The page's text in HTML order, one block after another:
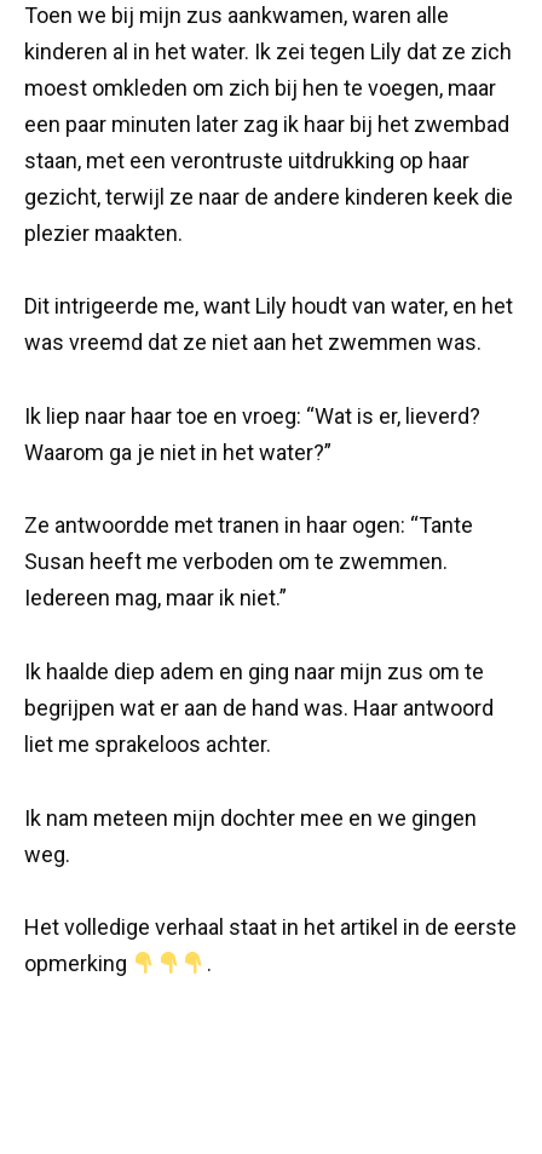
Toen we bij mijn zus aankwamen, waren alle
kinderen al in het water. Ik zei tegen Lily dat ze zich
moest omkleden om zich bij hen te voegen, maar
een paar minuten later zag ik haar bij het zwembad
staan, met een verontruste uitdrukking op haar
gezicht, terwijl ze naar de andere kinderen keek die
plezier maakten.
Dit intrigeerde me, want Lily houdt van water, en het
was vreemd dat ze niet aan het zwemmen was.
Ik liep naar haar toe en vroeg: “Wat is er, lieverd?
Waarom ga je niet in het water?”
Ze antwoordde met tranen in haar ogen: “Tante
Susan heeft me verboden om te zwemmen.
Iedereen mag, maar ik niet.”
Ik haalde diep adem en ging naar mijn zus om te
begrijpen wat er aan de hand was. Haar antwoord
liet me sprakeloos achter.
Ik nam meteen mijn dochter mee en we gingen
weg.
Het volledige verhaal staat in het artikel in de eerste
opmerking
.